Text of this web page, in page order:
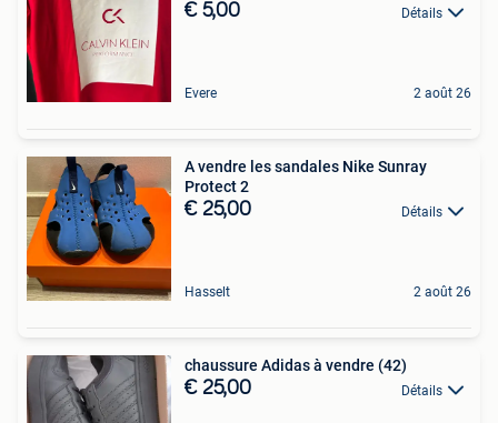
€ 5,00 Détails
Evere 2 août 26
A vendre les sandales Nike Sunray
Protect 2
€ 25,00 Détails
Hasselt 2 août 26
chaussure Adidas à vendre (42)
€ 25,00 Détails